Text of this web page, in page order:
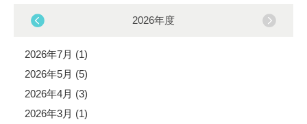
2026年度
2026年7月 (1)
2026年5月 (5)
2026年4月 (3)
2026年3月 (1)